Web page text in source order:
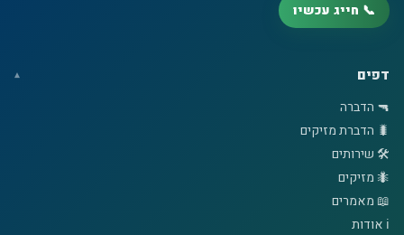
📞 חייג עכשיו
דפים
🔫 הדברה
🐛 הדברת מזיקים
🛠️ שירותים
🐜 מזיקים
📖 מאמרים
ℹ️ אודות